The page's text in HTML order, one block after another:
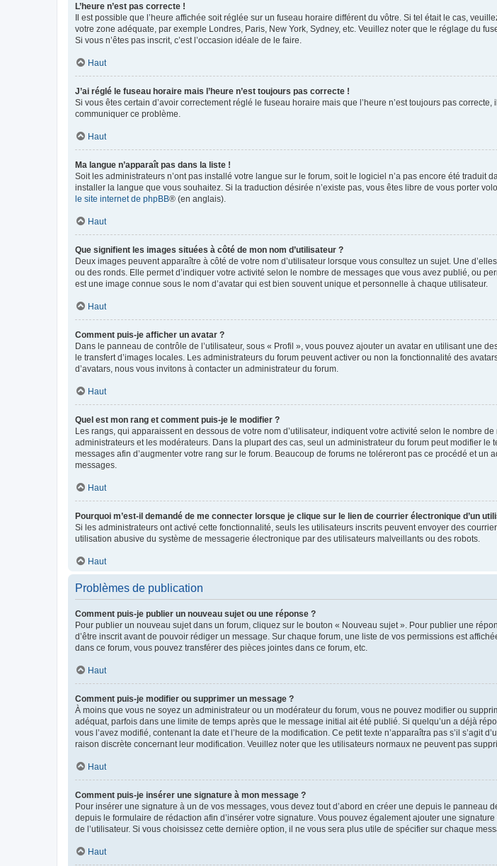
L’heure n’est pas correcte !
Il est possible que l’heure affichée soit réglée sur un fuseau horaire différent du vôtre. Si tel était le cas,
votre zone adéquate, par exemple Londres, Paris, New York, Sydney, etc. Veuillez noter que le réglage du
Si vous n’êtes pas inscrit, c’est l’occasion idéale de le faire.
Haut
J’ai réglé le fuseau horaire mais l’heure n’est toujours pas correcte !
Si vous êtes certain d’avoir correctement réglé le fuseau horaire mais que l’heure n’est toujours pas
communiquer ce problème.
Haut
Ma langue n’apparaît pas dans la liste !
Soit les administrateurs n’ont pas installé votre langue sur le forum, soit le logiciel n’a pas encore été traduit
installer la langue que vous souhaitez. Si la traduction désirée n’existe pas, vous êtes libre de vous porter
le site internet de phpBB® (en anglais).
Haut
Que signifient les images situées à côté de mon nom d’utilisateur ?
Deux images peuvent apparaître à côté de votre nom d’utilisateur lorsque vous consultez un sujet. Une
ou des ronds. Elle permet d’indiquer votre activité selon le nombre de messages que vous avez publié, ou
est une image connue sous le nom d’avatar qui est bien souvent unique et personnelle à chaque utilisateur.
Haut
Comment puis-je afficher un avatar ?
Dans le panneau de contrôle de l’utilisateur, sous « Profil », vous pouvez ajouter un avatar en utilisant une
le transfert d’images locales. Les administrateurs du forum peuvent activer ou non la fonctionnalité des
d’avatars, nous vous invitons à contacter un administrateur du forum.
Haut
Quel est mon rang et comment puis-je le modifier ?
Les rangs, qui apparaissent en dessous de votre nom d’utilisateur, indiquent votre activité selon le nombre
administrateurs et les modérateurs. Dans la plupart des cas, seul un administrateur du forum peut modifier
messages afin d’augmenter votre rang sur le forum. Beaucoup de forums ne toléreront pas ce procédé et
messages.
Haut
Pourquoi m’est-il demandé de me connecter lorsque je clique sur le lien de courrier électronique d’un
Si les administrateurs ont activé cette fonctionnalité, seuls les utilisateurs inscrits peuvent envoyer des
utilisation abusive du système de messagerie électronique par des utilisateurs malveillants ou des robots.
Haut
Problèmes de publication
Comment puis-je publier un nouveau sujet ou une réponse ?
Pour publier un nouveau sujet dans un forum, cliquez sur le bouton « Nouveau sujet ». Pour publier une
d’être inscrit avant de pouvoir rédiger un message. Sur chaque forum, une liste de vos permissions est
dans ce forum, vous pouvez transférer des pièces jointes dans ce forum, etc.
Haut
Comment puis-je modifier ou supprimer un message ?
À moins que vous ne soyez un administrateur ou un modérateur du forum, vous ne pouvez modifier ou
adéquat, parfois dans une limite de temps après que le message initial ait été publié. Si quelqu’un a déjà
vous l’avez modifié, contenant la date et l’heure de la modification. Ce petit texte n’apparaîtra pas s’il
raison discrète concernant leur modification. Veuillez noter que les utilisateurs normaux ne peuvent pas
Haut
Comment puis-je insérer une signature à mon message ?
Pour insérer une signature à un de vos messages, vous devez tout d’abord en créer une depuis le
depuis le formulaire de rédaction afin d’insérer votre signature. Vous pouvez également ajouter une
de l’utilisateur. Si vous choisissez cette dernière option, il ne vous sera plus utile de spécifier sur chaque
Haut